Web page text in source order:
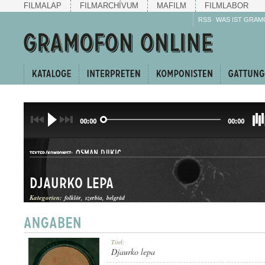
FILMALAP FILMARCHÍVUM MAFILM FILMLABOR
RSS WAS IST
00:00 00:00
TEXTER/KOMPONIST: OSMAN DJIKIC
NÉPDAL
Djaurko lepa
Kategorien: folklór szerbia belgrád
Titel:
Djaurko lepa